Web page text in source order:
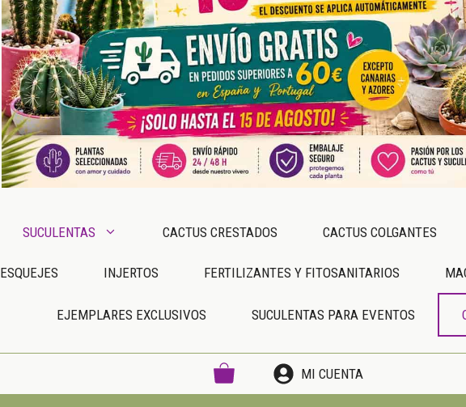
SUCULENTAS CACTUS CRESTADOS CACTUS COLGANTES
ESQUEJES INJERTOS FERTILIZANTES Y FITOSANITARIOS
EJEMPLARES EXCLUSIVOS SUCULENTAS PARA EVENTOS
MI CUENTA